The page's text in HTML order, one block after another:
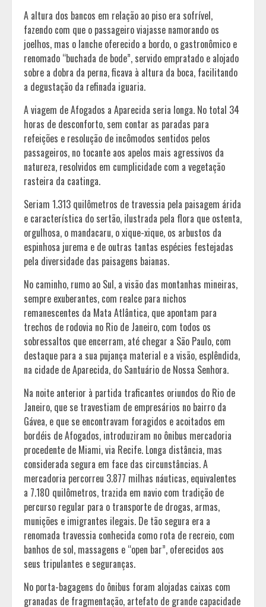
A altura dos bancos em relação ao piso era sofrível,
fazendo com que o passageiro viajasse namorando os
joelhos, mas o lanche oferecido a bordo, o gastronômico e
renomado “buchada de bode”, servido empratado e alojado
sobre a dobra da perna, ficava à altura da boca, facilitando
a degustação da refinada iguaria.
A viagem de Afogados a Aparecida seria longa. No total 34
horas de desconforto, sem contar as paradas para
refeições e resolução de incômodos sentidos pelos
passageiros, no tocante aos apelos mais agressivos da
natureza, resolvidos em cumplicidade com a vegetação
rasteira da caatinga.
Seriam 1.313 quilômetros de travessia pela paisagem árida
e característica do sertão, ilustrada pela flora que ostenta,
orgulhosa, o mandacaru, o xique-xique, os arbustos da
espinhosa jurema e de outras tantas espécies festejadas
pela diversidade das paisagens baianas.
No caminho, rumo ao Sul, a visão das montanhas mineiras,
sempre exuberantes, com realce para nichos
remanescentes da Mata Atlântica, que apontam para
trechos de rodovia no Rio de Janeiro, com todos os
sobressaltos que encerram, até chegar a São Paulo, com
destaque para a sua pujança material e a visão, esplêndida,
na cidade de Aparecida, do Santuário de Nossa Senhora.
Na noite anterior à partida traficantes oriundos do Rio de
Janeiro, que se travestiam de empresários no bairro da
Gávea, e que se encontravam foragidos e acoitados em
bordéis de Afogados, introduziram no ônibus mercadoria
procedente de Miami, via Recife. Longa distância, mas
considerada segura em face das circunstâncias. A
mercadoria percorreu 3.877 milhas náuticas, equivalentes
a 7.180 quilômetros, trazida em navio com tradição de
percurso regular para o transporte de drogas, armas,
munições e imigrantes ilegais. De tão segura era a
renomada travessia conhecida como rota de recreio, com
banhos de sol, massagens e “open bar”, oferecidos aos
seus tripulantes e seguranças.
No porta-bagagens do ônibus foram alojadas caixas com
granadas de fragmentação, artefato de grande capacidade